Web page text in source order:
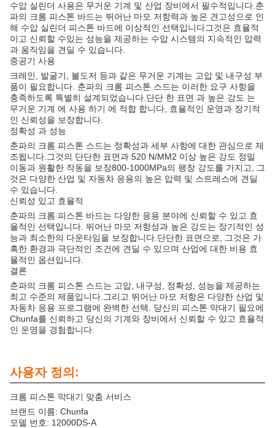
수압 실린더 사용은 무거운 기계 및 산업 장비에서 필수적입니다.춘
파의 크롬 피스톤 바드는 뛰어난 마모 저항력과 높은 견고성으로 인
해 수압 실린더 피스톤 바드에 이상적인 선택입니다그것은 효율적
이고 신뢰할 수있는 성능을 제공하는 수압 시스템의 지속적인 압력
과 움직임을 견딜 수 있습니다.
중공기 사용
크레인, 발굴기, 볼도저 등과 같은 무거운 기계는 고압 및 내구성 부
품이 필요합니다. 춘파의 크롬 피스톤 스드는 이러한 요구 사항을
충족하도록 특별히 설계되었습니다.단단 한 표면 과 높은 강도 는
무거운 기계 에 사용 하기 에 적합 합니다, 효율적인 운영과 장기적
인 신뢰성을 보장합니다.
정확성 과 성능
춘파의 크롬 피스톤 스드는 정확성과 세부 사항에 대한 관심으로 제
조됩니다.그것의 단단한 표면과 520 N/MM2 이상 높은 강도 정밀
이동과 원활한 작동을 보장800-1000MPa의 팽창 강도를 가지고, 그
것은 다양한 산업 및 자동차 응용의 높은 압력 및 스트레스에 견딜
수 있습니다.
신뢰성 있고 효율적
춘파의 크롬 피스톤 바드는 다양한 응용 분야에 신뢰할 수 있고 효
율적인 선택입니다. 뛰어난 마모 저항성과 높은 강도는 장기적인 성
능과 최소한의 다운타임을 보장합니다.단단한 표면으로, 그것은 가
혹한 환경과 극단적인 조건에 견딜 수 있으며 산업에 대한 비용 효
율적인 옵션입니다.
결론
춘파의 크롬 피스톤 스드는 고압, 내구성, 정확성, 성능을 제공하는
최고 수준의 제품입니다.그리고 뛰어난 마모 저항은 다양한 산업 및
자동차 응용 프로그램에 완벽한 선택. 당신의 피스톤 막대기 필요에
Chunfa를 신뢰하고 당신의 기계와 장비에서 신뢰할 수 있고 효율적
인 운영을 경험합니다.
사용자 정의:
크롬 피스톤 막대기 맞춤 서비스
브랜드 이름: Chunfa
모델 번호: 12000DS-A